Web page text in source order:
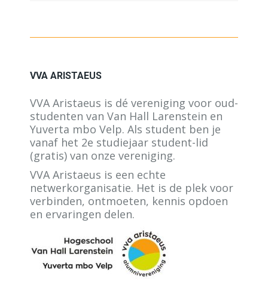
nieuwnieuwnieuw
VVA ARISTAEUS
VVA Aristaeus is dé vereniging voor oud-
studenten van Van Hall Larenstein en
Yuverta mbo Velp. Als student ben je
vanaf het 2e studiejaar student-lid
(gratis) van onze vereniging.
VVA Aristaeus is een echte
netwerkorganisatie. Het is de plek voor
verbinden, ontmoeten, kennis opdoen
en ervaringen delen.